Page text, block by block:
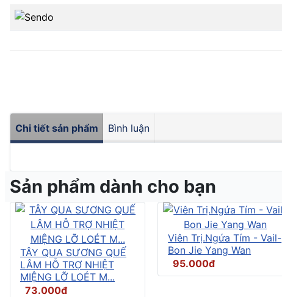
Chi tiết sản phẩm Bình luận
Sản phẩm dành cho bạn
TÂY QUA SƯƠNG QUẾ
LÂM HỖ TRỢ NHIỆT
MIỆNG LỠ LOÉT M...
73.000đ
Viên Trị.Ngứa Tím - Vail-
Bon Jie Yang Wan
95.000đ